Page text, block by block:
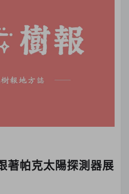
著帕克太陽探測器展